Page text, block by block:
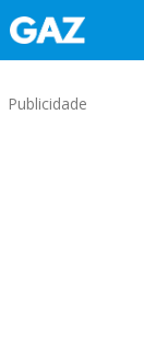
Publicidade